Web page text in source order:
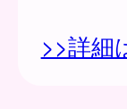
>>詳細